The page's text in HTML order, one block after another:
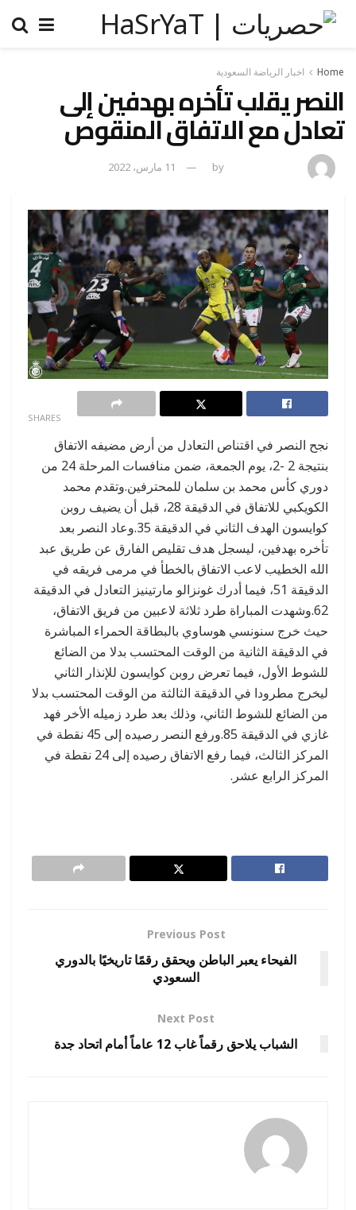
Home اخبار الرياضة السعودية
النصر يقلب تأخره بهدفين إلى
تعادل مع الاتفاق المنقوص
by 11 مارس، 2022
SHARES
نجح النصر في اقتناص التعادل من أرض مضيفه الاتفاق
بنتيجة 2 -2، يوم الجمعة، ضمن منافسات المرحلة 24 من
دوري كأس محمد بن سلمان للمحترفين.وتقدم محمد
الكويكبي للاتفاق في الدقيقة 28، قبل أن يضيف روبن
كوايسون الهدف الثاني في الدقيقة 35.وعاد النصر بعد
تأخره بهدفين، ليسجل هدف تقليص الفارق عن طريق عبد
الله الخطيب لاعب الاتفاق بالخطأ في مرمى فريقه في
الدقيقة 51، فيما أدرك غونزالو مارتينيز التعادل في الدقيقة
62.وشهدت المباراة طرد ثلاثة لاعبين من فريق الاتفاق،
حيث خرج سنونسي هوساوي بالبطاقة الحمراء المباشرة
في الدقيقة الثانية من الوقت المحتسب بدلا من الضائع
للشوط الأول، فيما تعرض روبن كوايسون للإنذار الثاني
ليخرج مطرودا في الدقيقة الثالثة من الوقت المحتسب بدلا
من الضائع للشوط الثاني، وذلك بعد طرد زميله الأخر فهد
غازي في الدقيقة 85.ورفع النصر رصيده إلى 45 نقطة في
المركز الثالث، فيما رفع الاتفاق رصيده إلى 24 نقطة في
المركز الرابع عشر.
Previous Post
الفيحاء يعبر الباطن ويحقق رقمًا تاريخيًا بالدوري
السعودي
Next Post
الشباب يلاحق رقماً غاب 12 عاماً أمام اتحاد جدة